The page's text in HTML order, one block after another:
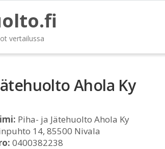
vertailussa
Ahola Ky
Piha- ja Jätehuolto Ahola Ky
14, 85500 Nivala
0400382238